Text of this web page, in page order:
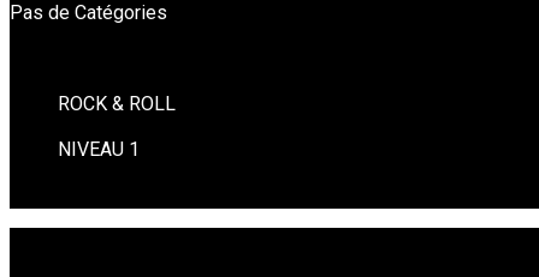
Pas de Catégories
ROCK & ROLL
NIVEAU 1